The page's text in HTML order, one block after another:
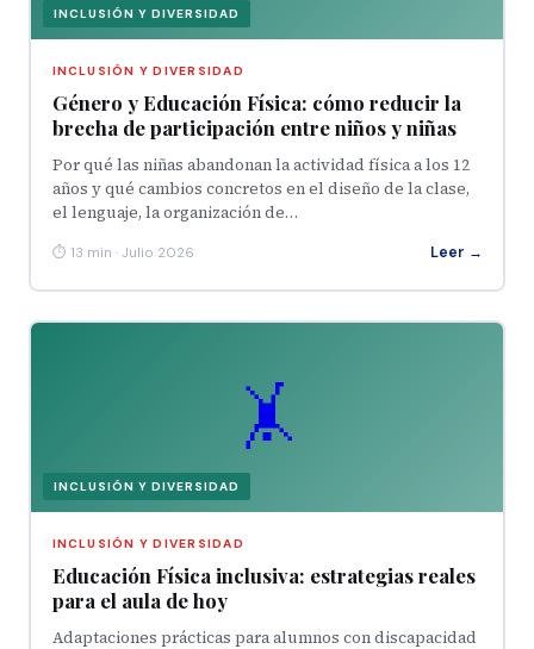
INCLUSIÓN Y DIVERSIDAD
INCLUSIÓN Y DIVERSIDAD
Género y Educación Física: cómo reducir la
brecha de participación entre niños y niñas
Por qué las niñas abandonan la actividad física a los 12
años y qué cambios concretos en el diseño de la clase,
el lenguaje, la organización de…
⏱ 13 min · Julio 2026 Leer →
🤸
INCLUSIÓN Y DIVERSIDAD
INCLUSIÓN Y DIVERSIDAD
Educación Física inclusiva: estrategias reales
para el aula de hoy
Adaptaciones prácticas para alumnos con discapacidad